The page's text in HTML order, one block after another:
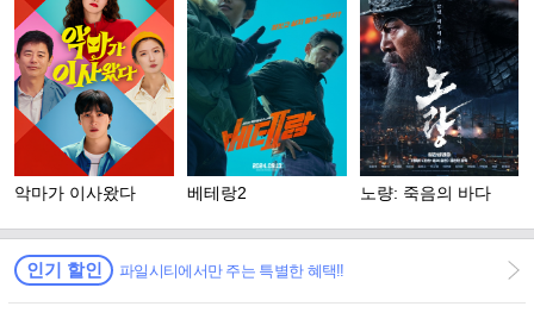
악마가 이사왔다 베테랑2 노량: 죽음의 바다
인기 할인 파일시티에서만 주는 특별한 혜택!!